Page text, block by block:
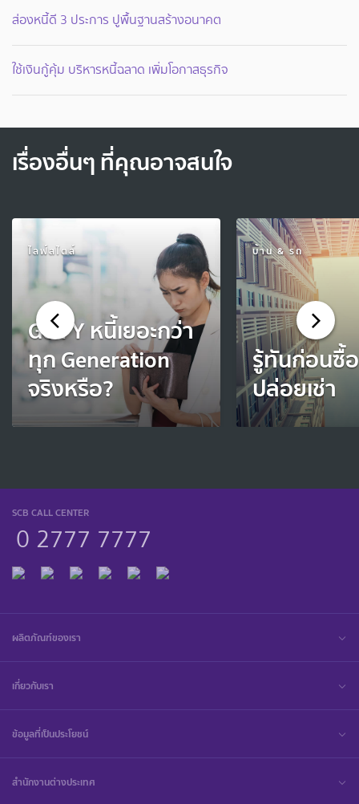
ส่องหนี้ดี 3 ประการ ปูพื้นฐานสร้างอนาคต
ใช้เงินกู้คุ้ม บริหารหนี้ฉลาด เพิ่มโอกาสธุรกิจ
เรื่องอื่นๆ ที่คุณอาจสนใจ
ไลฟ์สไตล์
Gen Y หนี้เยอะกว่า
ทุก Generation
จริงหรือ?
บ้าน & รถ
รู้ทันก่อนซื้
ปล่อยเช่า
SCB CALL CENTER
0 2777 7777
ผลิตภัณฑ์ของเรา
เกี่ยวกับเรา
ข้อมูลที่เป็นประโยชน์
สำนักงานต่างประเทศ